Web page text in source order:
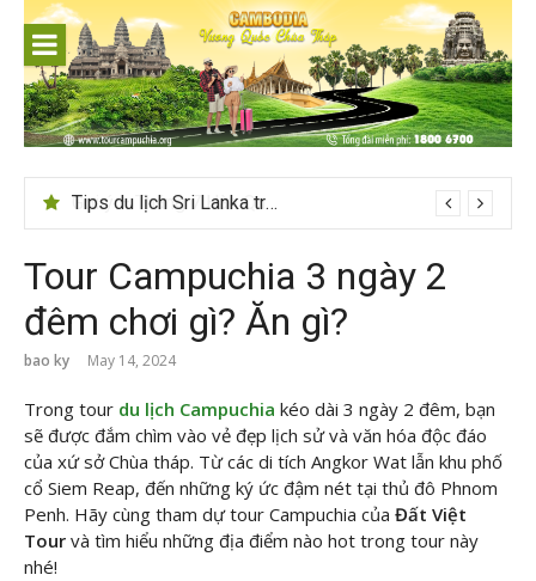
content
Tips du lịch Sri Lanka trọn vẹn cho người mới
Tour Campuchia 3 ngày 2
đêm chơi gì? Ăn gì?
bao ky May 14, 2024
Trong tour du lịch Campuchia kéo dài 3 ngày 2 đêm, bạn
sẽ được đắm chìm vào vẻ đẹp lịch sử và văn hóa độc đáo
của xứ sở Chùa tháp. Từ các di tích Angkor Wat lẫn khu phố
cổ Siem Reap, đến những ký ức đậm nét tại thủ đô Phnom
Penh. Hãy cùng tham dự tour Campuchia của Đất Việt
Tour và tìm hiểu những địa điểm nào hot trong tour này
nhé!